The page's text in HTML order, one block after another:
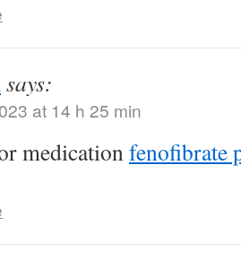
says:
at 14 h 25 min
medicationfenofibrate